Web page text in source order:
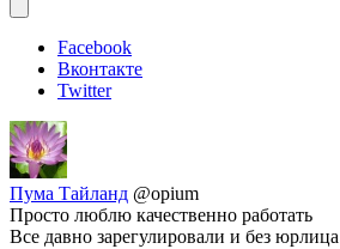
Facebook
Вконтакте
Twitter
Пума Тайланд @opium
Просто люблю качественно работать
Все давно зарегулировали и без